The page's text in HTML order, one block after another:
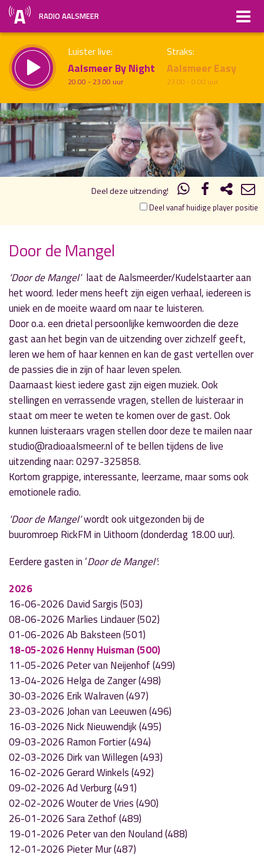
RADIO AALSMEER
Luister live:
Aalsmeer By Night
20.00 - 23.00 uur
Straks:
Aalsmeer Easy
23.00 - 0.00 uur
19.00 20.00
Vorig uur uur 1 van 1 Volgend uur
Inklappen
Deel deze uitzending!
Deel vanaf huidige player positie
Door de Mangel
‘Door de Mangel’laat de Aalsmeerder/Kudelstaarter aan
het woord. Ieder mens heeft zijn eigen verhaal, iedereen is
uniek en de moeite waard om naar te luisteren.
Door o.a. een drietal persoonlijke kernwoorden die deze
gast aan het begin van de uitzending over zichzelf geeft,
leren we hem of haar kennen en kan de gast vertellen over
de passies die in zijn of haar leven spelen.
Daarnaast kiest iedere gast zijn eigen muziek. Ook
stellingen en verrassende vragen, stellen de luisteraar in
staat om meer te weten te komen over de gast. Ook
kunnen luisteraars vragen stellen door deze te mailen naar
studio@radioaalsmeer.nl of te bellen tijdens de live
uitzending naar: 0297-325858.
Kortom grappige, interessante, leerzame, maar soms ook
emotionele radio.
‘Door de Mangel’wordt ook uitgezonden bij de
buuromroep RickFM in Uithoorn (donderdag 18.00 uur).
Eerdere gasten in ‘Door de Mangel’:
2026
16-06-2026 David Sargis (503)
08-06-2026 Marlies Lindauer (502)
01-06-2026 Ab Baksteen (501)
18-05-2026 Henny Huisman (500)
11-05-2026 Peter van Neijenhof (499)
13-04-2026 Helga de Zanger (498)
30-03-2026 Erik Walraven (497)
23-03-2026 Johan van Leeuwen (496)
16-03-2026 Nick Nieuwendijk (495)
09-03-2026 Ramon Fortier (494)
02-03-2026 Dirk van Willegen (493)
16-02-2026 Gerard Winkels (492)
09-02-2026 Ad Verburg (491)
02-02-2026 Wouter de Vries (490)
26-01-2026 Sara Zethof (489)
19-01-2026 Peter van den Nouland (488)
12-01-2026 Pieter Mur (487)